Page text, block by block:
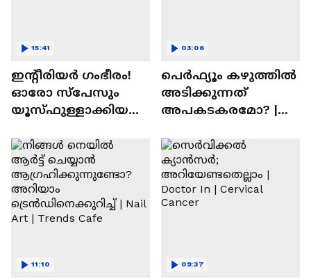
ഇന്റീരിയർ ഗംഭീരം!
ഓരോ സ്‌പേസും
യൂസ്ഫുള്ളാക്കിയ
15:41
പെർഫ്യൂം കഴുത്തിൽ
അടിക്കുന്നത്
അപകടകരമോ? |
03:06
11:10 09:37